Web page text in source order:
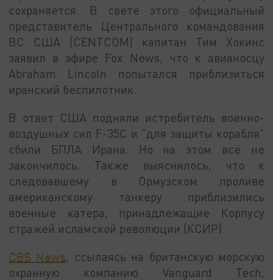
сохраняется. В свете этого официальный
представитель Центрального командования
ВС США (CENTCOM) капитан Тим Хокинс
заявил в эфире Fox News, что к авианосцу
Abraham Lincoln попытался приблизиться
иранский беспилотник.
В ответ США подняли истребитель военно-
воздушных сил F-35C и "для защиты корабля"
сбили БПЛА Ирана. Но на этом всё не
закончилось. Также выяснилось, что к
следовавшему в Ормузском проливе
американскому танкеру приблизились
военные катера, принадлежащие Корпусу
стражей исламской революции (КСИР).
CBS News , ссылаясь на британскую морскую
охранную компанию Vanguard Tech,